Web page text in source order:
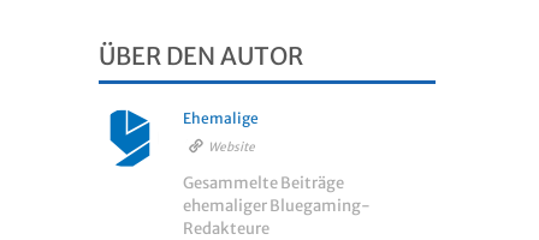
ÜBER DEN AUTOR
Ehemalige
Website
Gesammelte Beiträge
ehemaliger Bluegaming-
Redakteure